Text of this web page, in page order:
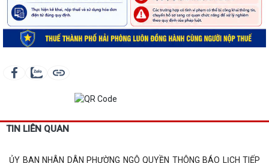
TIN LIÊN QUAN
ỦY BAN NHÂN DÂN PHƯỜNG NGÔ QUYỀN THÔNG BÁO LỊCH TIẾP